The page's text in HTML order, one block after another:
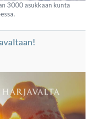
3000 asukkaan kunta